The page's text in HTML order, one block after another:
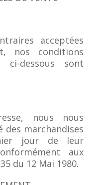
acceptées
nos conditions
ci-dessous sont
nous nous
marchandises
jour de leur
aux
du 12 Mai 1980.